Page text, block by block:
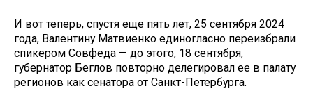
И вот теперь, спустя еще пять лет, 25 сентября 2024
года, Валентину Матвиенко единогласно переизбрали
спикером Совфеда — до этого, 18 сентября,
губернатор Беглов повторно делегировал ее в палату
регионов как сенатора от Санкт-Петербурга.